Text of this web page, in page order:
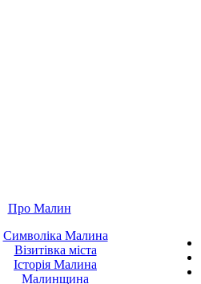
Про Малин
Символіка Малина
Візитівка міста
Історія Малина
Малинщина